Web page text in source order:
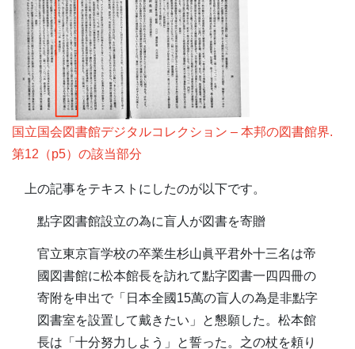
国立国会図書館デジタルコレクション – 本邦の図書館界.
第12（p5）の該当部分
上の記事をテキストにしたのが以下です。
點字図書館設立の為に盲人が図書を寄贈
官立東京盲学校の卒業生杉山眞平君外十三名は帝
國図書館に松本館長を訪れて點字図書一四四冊の
寄附を申出で「日本全國15萬の盲人の為是非點字
図書室を設置して戴きたい」と懇願した。松本館
長は「十分努力しよう」と誓った。之の杖を頼り